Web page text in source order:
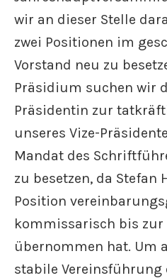
wir an dieser Stelle
zwei Positionen im
Vorstand neu zu
Präsidium suchen wir
Präsidentin zur
unseres Vize-
Mandat des
zu besetzen, da Stefan
Position
kommissarisch bis zur
übernommen hat. Um
stabile Vereinsführung